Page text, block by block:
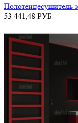
Полотенцесушитель
53 441,48 РУБ